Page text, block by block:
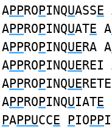
APPROPINQUASSE
APPROPINQUATE A
APPROPINQUERA A
APPROPINQUEREI
APPROPINQUE
APPROPINQUIATE
PAPPUCCE PIOPP